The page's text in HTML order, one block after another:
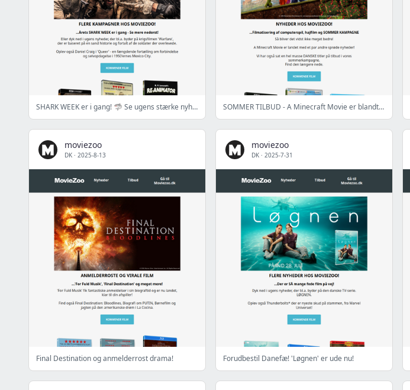
SHARK WEEK er i gang! 🦈 Se ugens stærke nyheder. SOMMER TILBUD - A Minecraft Movie er blandt ugens nyheder!
moviezoo
DK · 2025-8-13
Final Destination og anmelderrost drama!
moviezoo
DK · 2025-7-31
Forudbestil Danefæ! 'Løgnen' er ude nu!